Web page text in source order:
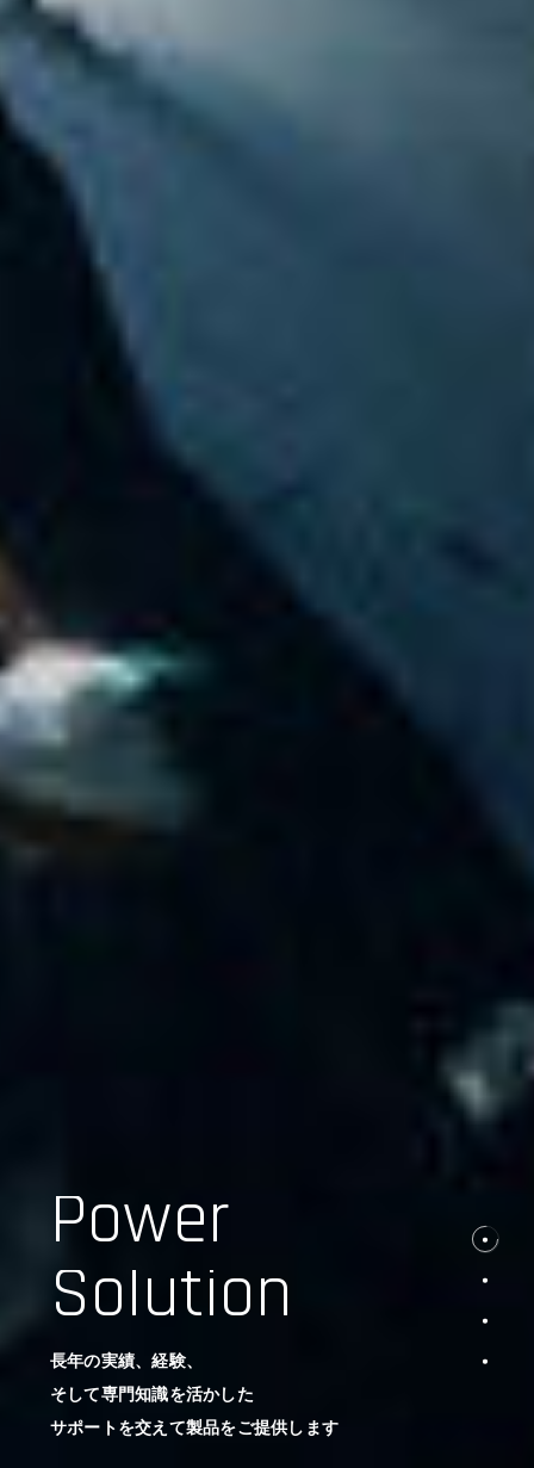
Power
Solution
長年の実績、経験、
そして専門知識を活かした
サポートを交えて製品をご提供します